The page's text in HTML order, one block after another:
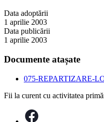
Data adoptării
1 aprilie 2003
Data publicării
1 aprilie 2003
Documente atașate
075-REPARTIZARE-
Fii la curent cu activitatea